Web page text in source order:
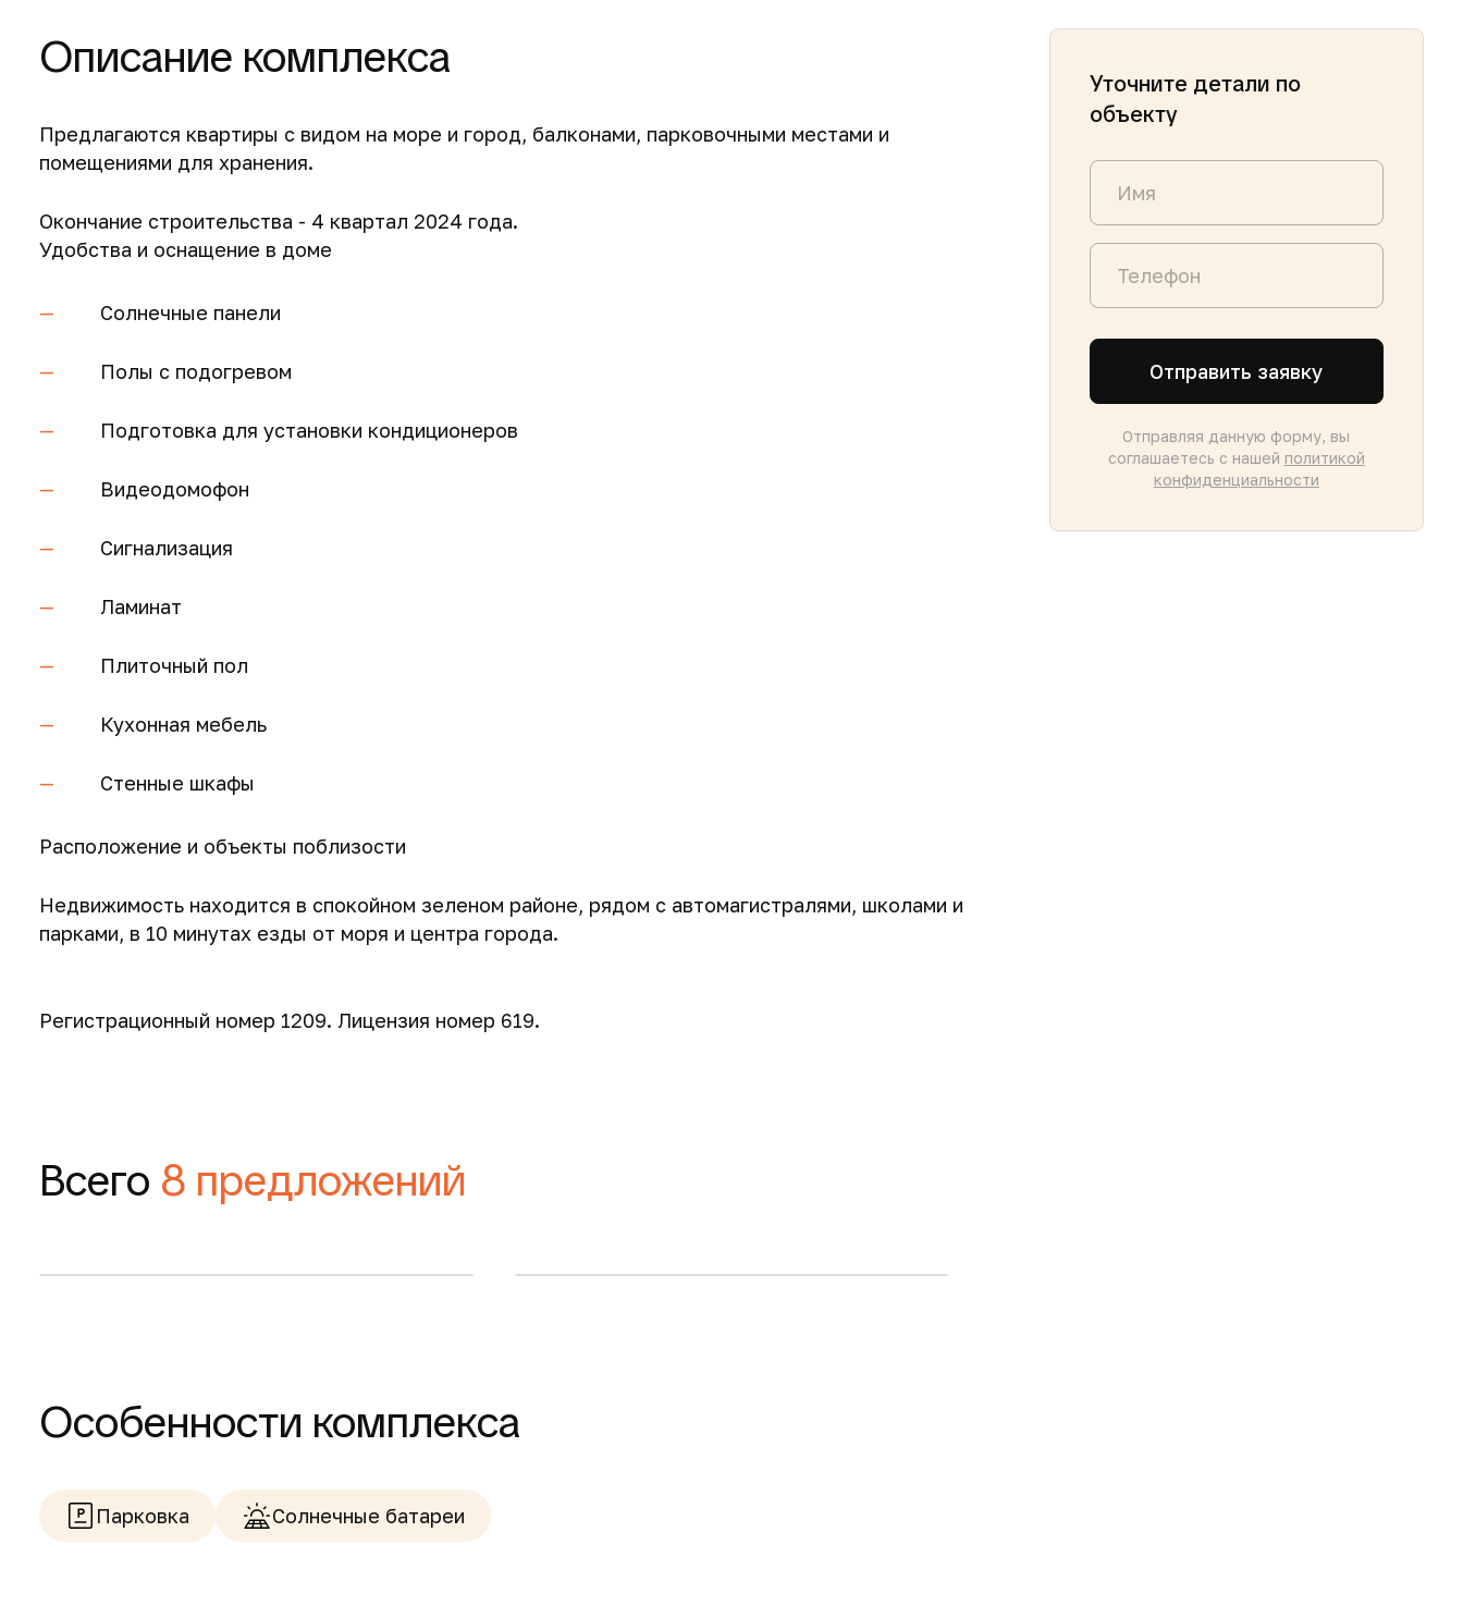
Описание комплекса
Предлагаются квартиры с видом на море и город, балконами, парковочными местами и
помещениями для хранения.
Окончание строительства - 4 квартал 2024 года.
Удобства и оснащение в доме
Солнечные панели
Полы с подогревом
Подготовка для установки кондиционеров
Видеодомофон
Сигнализация
Ламинат
Плиточный пол
Кухонная мебель
Стенные шкафы
Расположение и объекты поблизости
Недвижимость находится в спокойном зеленом районе, рядом с автомагистралями, школами и
парками, в 10 минутах езды от моря и центра города.
Регистрационный номер 1209. Лицензия номер 619.
Уточните детали по
объекту
Отправить заявку
Отправляя данную форму, вы
соглашаетесь с нашей политикой
конфиденциальности
Всего 8 предложений
Запросить планировку
Особенности комплекса
Парковка Солнечные батареи